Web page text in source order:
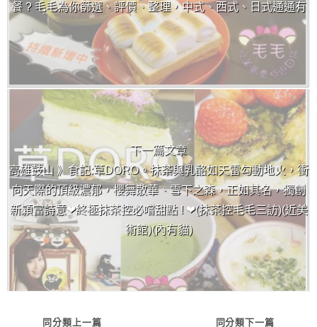
餐 ? 毛毛為你篩選、評價、整理，中式、西式、日式通通有
下一篇文章
高雄鼓山 》食記:草DORO。抹茶與乳酪如天雷勾動地火，衝
向天際的頂級濃郁，櫻舞散華、雪下之森，正如其名，獨創
新穎富詩意❤終極抹茶控必嚐甜點 ! ❤(抹茶控毛毛三訪)(近美
術館)(內有貓)
同分類上一篇
同分類下一篇